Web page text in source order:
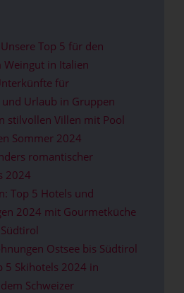
Top 5 für den
in Italien
für
Urlaub in Gruppen
stilvollen Villen mit Pool
Sommer 2024
romantischer
2024
Top 5 Hotels und
2024 mit Gourmetküche
Ostsee bis Südtirol
5 Skihotels 2024 in
Schweizer